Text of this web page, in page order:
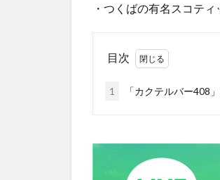
・つくばの有名スコテ
目次
1 「カクテルバー408